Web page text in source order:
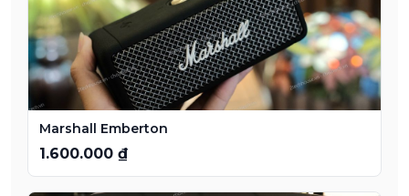
Marshall Emberton
1.600.000 ₫